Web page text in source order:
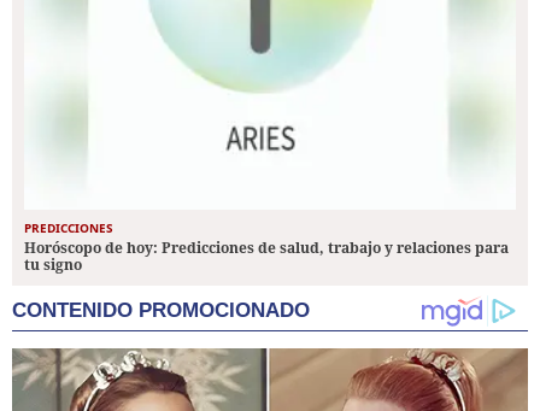
PREDICCIONES
Horóscopo de hoy: Predicciones de salud, trabajo y relaciones para
tu signo
CONTENIDO PROMOCIONADO